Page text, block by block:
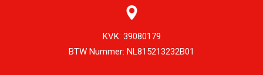
KVK: 39080179
BTW Nummer: NL815213232B01